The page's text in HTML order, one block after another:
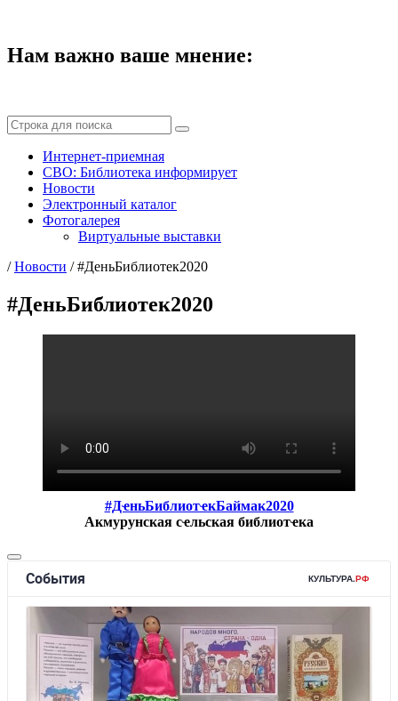
Нам важно ваше мнение:
Интернет-приемная
СВО: Библиотека информирует
Новости
Электронный каталог
Фотогалерея
Виртуальные выставки
/Новости /#ДеньБиблиотек2020
#ДеньБиблиотек2020
#ДҽньБиблиотҽкБаймак2020
Акмурунская сҽльская библиотҽка